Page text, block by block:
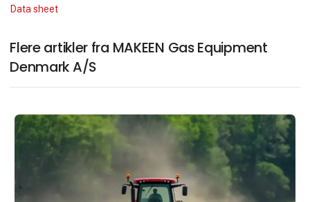
Data sheet
Flere artikler fra MAKEEN Gas Equipment
Denmark A/S